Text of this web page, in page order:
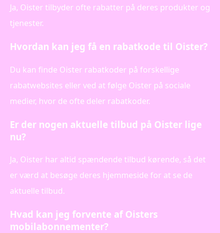
Ja, Oister tilbyder ofte rabatter på deres produkter og
tjenester.
Hvordan kan jeg få en rabatkode til Oister?
Du kan finde Oister rabatkoder på forskellige
rabatwebsites eller ved at følge Oister på sociale
medier, hvor de ofte deler rabatkoder.
Er der nogen aktuelle tilbud på Oister lige
nu?
Ja, Oister har altid spændende tilbud kørende, så det
er værd at besøge deres hjemmeside for at se de
aktuelle tilbud.
Hvad kan jeg forvente af Oisters
mobilabonnementer?